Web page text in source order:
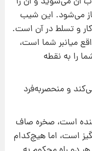
می‌شود. این شیب
و تسلط در آن است.
میانبر شما است،
را به نقطه
و منحصربه‌فرد
است، صخره صاف
است، اما هیچ‌کدام